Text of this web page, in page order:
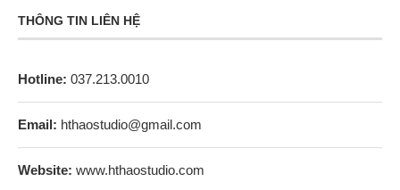
THÔNG TIN LIÊN HỆ
Hotline: 037.213.0010
Email: hthaostudio@gmail.com
Website: www.hthaostudio.com